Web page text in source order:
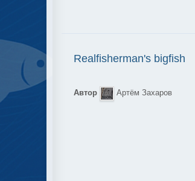
Realfisherman's bigfish
Автор Артём Захаров